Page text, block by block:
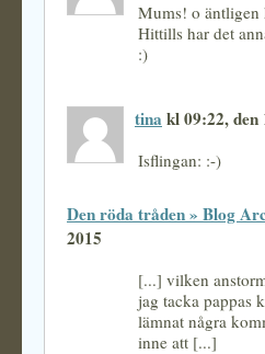
Mums! o äntligen
Hittills har det
:)
tina kl 09:22, den
Isflingan: :-)
Den röda tråden » Blog
2015
[...] vilken
jag tacka pappas
lämnat några
inne att [...]